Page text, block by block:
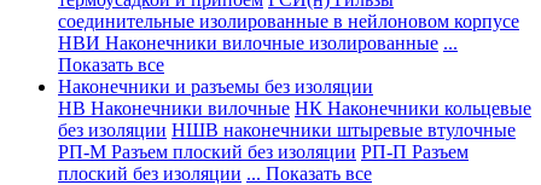
соединительные изолированные в нейлоновом корпусе
НВИ Наконечники вилочные изолированные ...
Показать все
Наконечники и разъемы без изоляции
НВ Наконечники вилочные НК Наконечники кольцевые
без изоляции НШВ наконечники штыревые втулочные
РП-М Разъем плоский без изоляции РП-П Разъем
плоский без изоляции ... Показать все